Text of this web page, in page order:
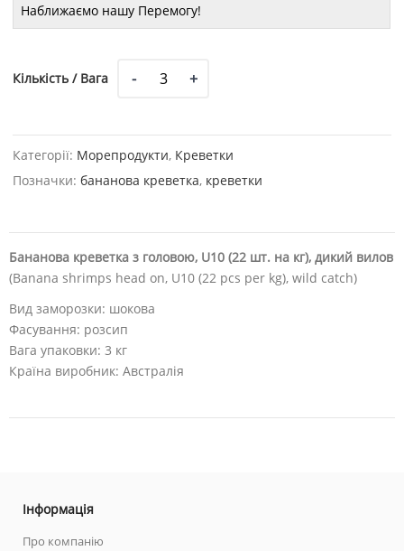
Наближаємо нашу Перемогу!
Кількість / Вага
Кількість
Категорії: Морепродукти, Креветки
Позначки:бананова креветка, креветки
Бананова креветка з головою, U10 (22 шт. на кг), дикий вилов
(Banana shrimps head on, U10 (22 pcs per kg), wild catch)
Вид заморозки: шокова
Фасування: розсип
Вага упаковки: 3 кг
Країна виробник: Австралія
Інформація
Про компанію